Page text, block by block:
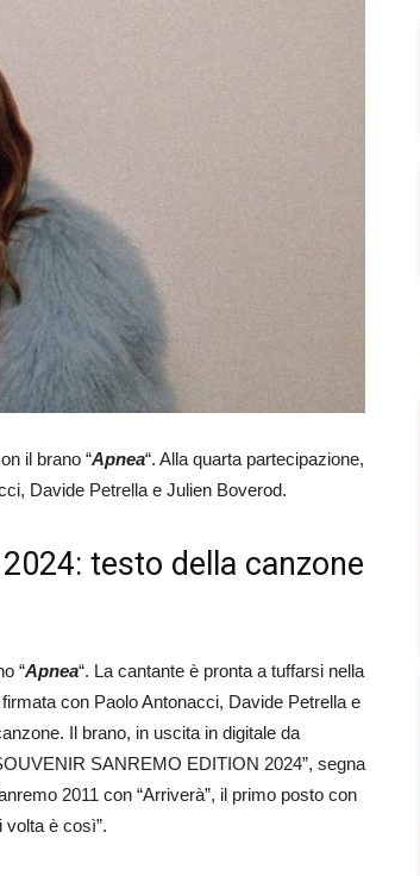
il brano “Apnea“. Alla quarta partecipazione,
Davide Petrella e Julien Boverod.
testo della canzone
“Apnea“. La cantante è pronta a tuffarsi nella
con Paolo Antonacci, Davide Petrella e
Il brano, in uscita in digitale da
SANREMO EDITION 2024”, segna
2011 con “Arriverà”, il primo posto con
volta è così”.